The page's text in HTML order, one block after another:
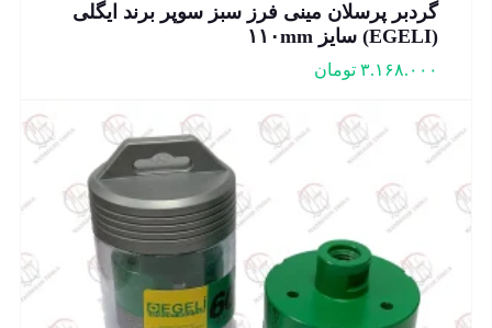
گردبر پرسلان مینی فرز سبز سوپر برند ایگلی
(EGELI) سایز ۱۱۰mm
۳.۱۶۸.۰۰۰ تومان